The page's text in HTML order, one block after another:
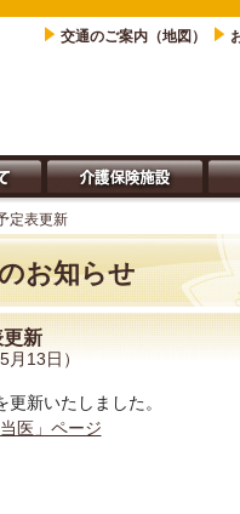
交通のご案内（地図）
定表更新
お知らせ
新
月13日）
新いたしました。
医」ページ